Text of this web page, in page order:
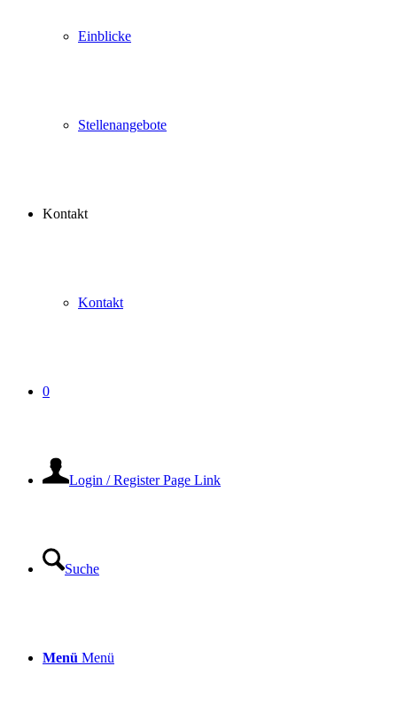
Einblicke
Stellenangebote
Kontakt
Kontakt
0
Login / Register Page Link
Suche
Menü Menü